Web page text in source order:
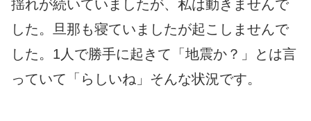
揺れが続いていましたが、私は動きませんで
した。旦那も寝ていましたが起こしませんで
した。1人で勝手に起きて「地震か？」とは言
っていて「らしいね」そんな状況です。